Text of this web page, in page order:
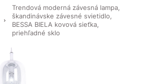
Trendová moderná závesná lampa,
škandinávske závesné svietidlo,
BESSA BIELA kovová sieťka,
priehľadné sklo